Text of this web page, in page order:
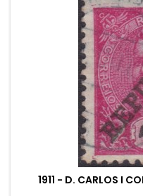
1911 - D. CARLOS I